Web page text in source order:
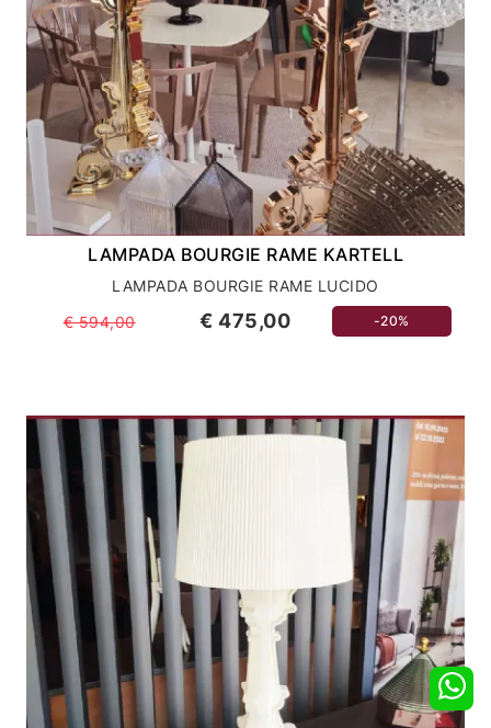
LAMPADA BOURGIE RAME KARTELL
LAMPADA BOURGIE RAME LUCIDO
€ 594,00
€ 475,00 -20%